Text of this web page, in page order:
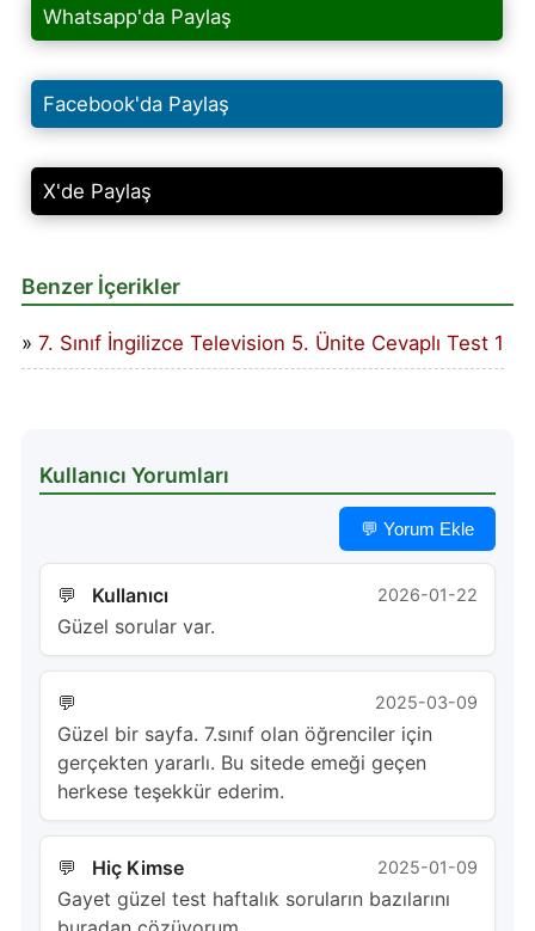
Whatsapp'da Paylaş
Facebook'da Paylaş
X'de Paylaş
Benzer İçerikler
7. Sınıf İngilizce Television 5. Ünite Cevaplı Test 1
Kullanıcı Yorumları
💬 Yorum Ekle
Kullanıcı 2026-01-22
Güzel sorular var.
2025-03-09
Güzel bir sayfa. 7.sınıf olan öğrenciler için
gerçekten yararlı. Bu sitede emeği geçen
herkese teşekkür ederim.
Hiç Kimse 2025-01-09
Gayet güzel test haftalık soruların bazılarını